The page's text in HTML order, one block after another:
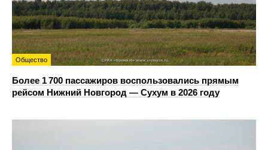
Общество
Более 1 700 пассажиров воспользовались прямым
рейсом Нижний Новгород — Сухум в 2026 году